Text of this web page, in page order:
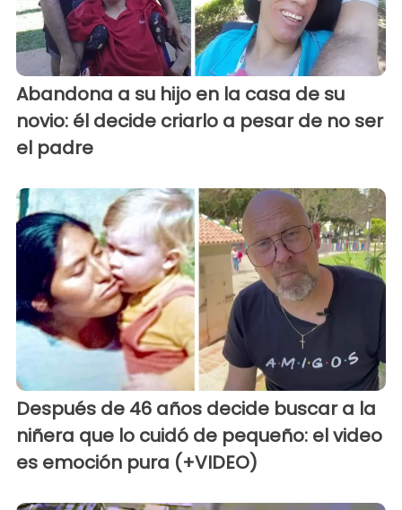
Abandona a su hijo en la casa de su
novio: él decide criarlo a pesar de no ser
el padre
Después de 46 años decide buscar a la
niñera que lo cuidó de pequeño: el video
es emoción pura (+VIDEO)